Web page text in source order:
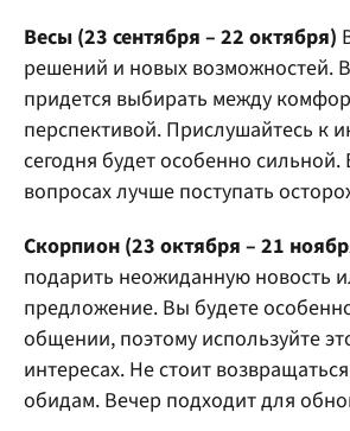
Весы (23 сентября – 22 октября)
решений и новых возможностей.
придется выбирать между
перспективой. Прислушайтесь к
сегодня будет особенно
вопросах лучше поступать
Скорпион (23 октября – 21
подарить неожиданную новость
предложение. Вы будете
общении, поэтому используйте
интересах. Не стоит
обидам. Вечер подходит для